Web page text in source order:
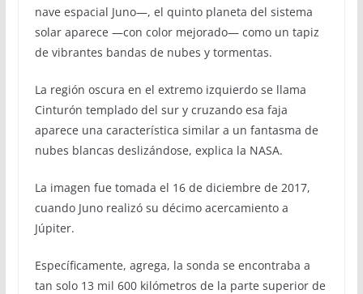
nave espacial Juno—, el quinto planeta del sistema
solar aparece —con color mejorado— como un tapiz
de vibrantes bandas de nubes y tormentas.
La región oscura en el extremo izquierdo se llama
Cinturón templado del sur y cruzando esa faja
aparece una característica similar a un fantasma de
nubes blancas deslizándose, explica la NASA.
La imagen fue tomada el 16 de diciembre de 2017,
cuando Juno realizó su décimo acercamiento a
Júpiter.
Específicamente, agrega, la sonda se encontraba a
tan solo 13 mil 600 kilómetros de la parte superior de